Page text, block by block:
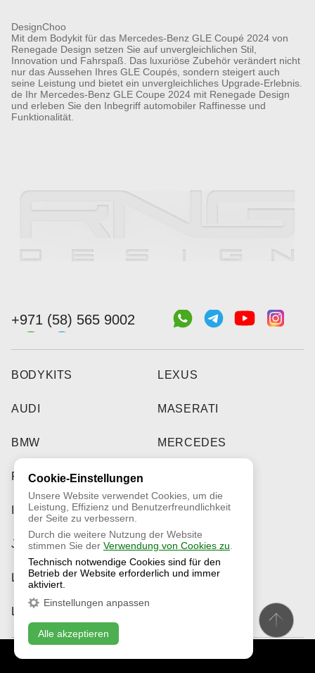
DesignChoo
Mit dem Bodykit für das Mercedes-Benz GLE Coupé 2024 von
Renegade Design setzen Sie auf unvergleichlichen Stil,
Innovation und Fahrspaß. Das luxuriöse Zubehör verändert nicht
nur das Aussehen Ihres GLE Coupés, sondern steigert auch
seine Leistung und bietet ein unvergleichliches Upgrade-Erlebnis.
de Ihr Mercedes-Benz GLE Coupe 2024 mit Renegade Design
und erleben Sie den Inbegriff automobiler Raffinesse und
Funktionalität.
+971 (58) 565 9002
BODYKITS
AUDI
BMW
FERRARI
INFINITI
JEEP
LAMBORGHINI
LAND ROVER
LEXUS
MASERATI
MERCEDES
ROLLS-ROYCE
TESLA
TOYOTA
FORGED NEUIGKEIT
Cookie-Einstellungen
Unsere Website verwendet Cookies, um die
Leistung, Effizienz und Benutzerfreundlichkeit
der Seite zu verbessern.
Durch die weitere Nutzung der Website
stimmen Sie der Verwendung von Cookies zu
Technisch notwendige Cookies sind für den
Betrieb der Website erforderlich und immer
aktiviert.
Einstellungen anpassen
Alle akzeptieren